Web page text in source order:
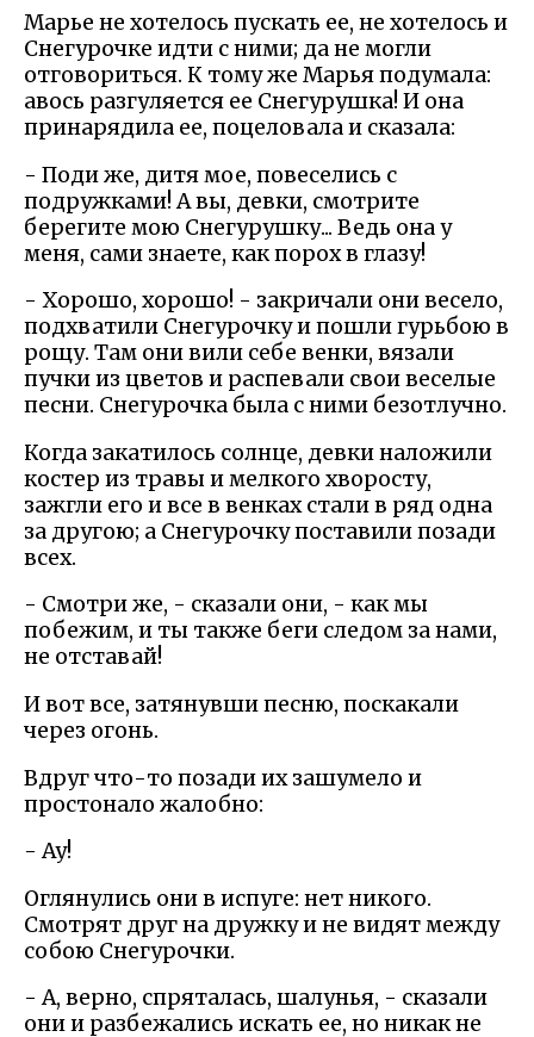
Марье не хотелось пускать ее, не хотелось и
Снегурочке идти с ними; да не могли
отговориться. К тому же Марья подумала:
авось разгуляется ее Снегурушка! И она
принарядила ее, поцеловала и сказала:
- Поди же, дитя мое, повеселись с
подружками! А вы, девки, смотрите
берегите мою Снегурушку... Ведь она у
меня, сами знаете, как порох в глазу!
- Хорошо, хорошо! - закричали они весело,
подхватили Снегурочку и пошли гурьбою в
рощу. Там они вили себе венки, вязали
пучки из цветов и распевали свои веселые
песни. Снегурочка была с ними безотлучно.
Когда закатилось солнце, девки наложили
костер из травы и мелкого хворосту,
зажгли его и все в венках стали в ряд одна
за другою; а Снегурочку поставили позади
всех.
- Смотри же, - сказали они, - как мы
побежим, и ты также беги следом за нами,
не отставай!
И вот все, затянувши песню, поскакали
через огонь.
Вдруг что-то позади их зашумело и
простонало жалобно:
- Ау!
Оглянулись они в испуге: нет никого.
Смотрят друг на дружку и не видят между
собою Снегурочки.
- А, верно, спряталась, шалунья, - сказали
они и разбежались искать ее, но никак не